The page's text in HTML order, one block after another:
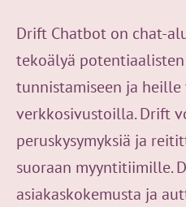
Drift Chatbot on chat-
tekoälyä
tunnistamiseen ja heille
verkkosivustoilla. Drift
peruskysymyksiä ja
suoraan myyntitiimille.
asiakaskokemusta ja